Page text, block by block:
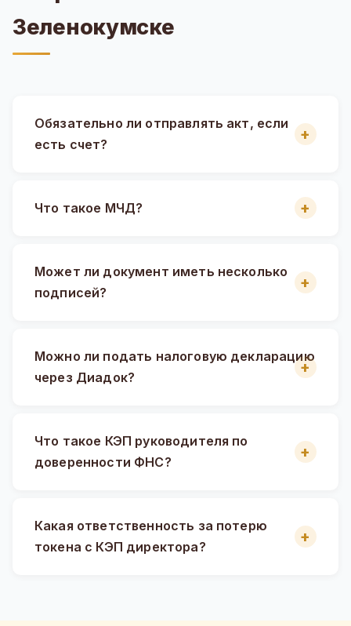
Зеленокумске
Обязательно ли отправлять акт, если
есть счет?
Что такое МЧД?
Может ли документ иметь несколько
подписей?
Можно ли подать налоговую декларацию
через Диадок?
Что такое КЭП руководителя по
доверенности ФНС?
Какая ответственность за потерю
токена с КЭП директора?